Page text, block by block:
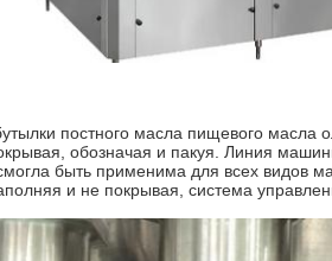
постного масла пищевого масла
обозначая и пакуя.
Линия
быть применима для всех видов
и не покрывая, система